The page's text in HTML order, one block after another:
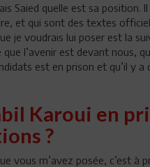
Saied quelle est sa position.
et qui sont des textes
je voudrais lui poser est la
que l’avenir est devant nous,
est en prison et qu’il y
Karoui en
?
vous m’avez posée, c’est à